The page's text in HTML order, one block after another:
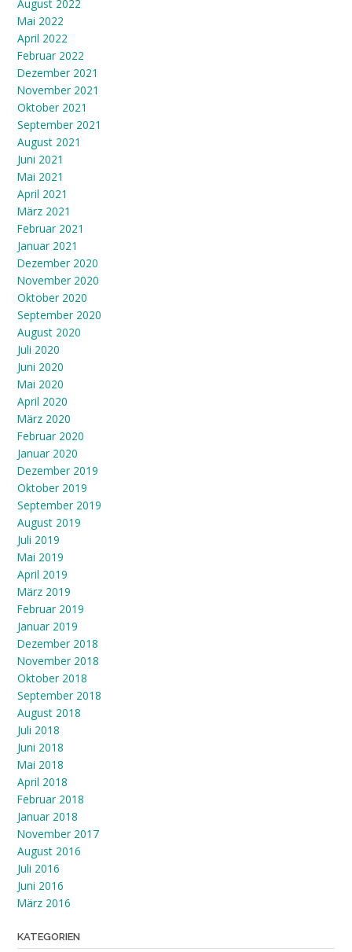
August 2022
Mai 2022
April 2022
Februar 2022
Dezember 2021
November 2021
Oktober 2021
September 2021
August 2021
Juni 2021
Mai 2021
April 2021
März 2021
Februar 2021
Januar 2021
Dezember 2020
November 2020
Oktober 2020
September 2020
August 2020
Juli 2020
Juni 2020
Mai 2020
April 2020
März 2020
Februar 2020
Januar 2020
Dezember 2019
Oktober 2019
September 2019
August 2019
Juli 2019
Mai 2019
April 2019
März 2019
Februar 2019
Januar 2019
Dezember 2018
November 2018
Oktober 2018
September 2018
August 2018
Juli 2018
Juni 2018
Mai 2018
April 2018
Februar 2018
Januar 2018
November 2017
August 2016
Juli 2016
Juni 2016
März 2016
KATEGORIEN